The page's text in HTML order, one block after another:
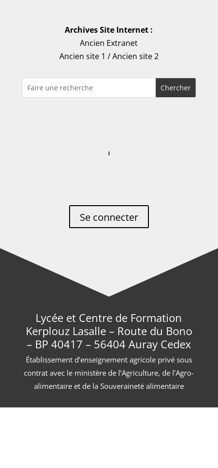
Archives Site Internet :
Ancien Extranet
Ancien site 1 /Ancien site 2
Se connecter
Lycée et Centre de Formation
Kerplouz Lasalle – Route du Bono
– BP 40417 – 56404 Auray Cedex
Établissement d’enseignement agricole privé sous
contrat avec le ministère de l’Agriculture, de l’Agro-
alimentaire et de la Souveraineté alimentaire